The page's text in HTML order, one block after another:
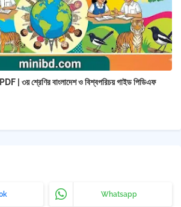
৩য় শ্রেণির বাংলাদেশ ও বিশ্বপরিচয় গাইড পিডিএফ
Whatsapp